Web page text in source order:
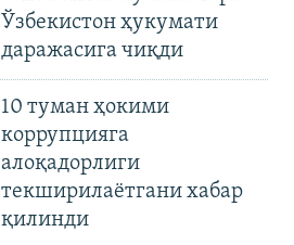
Ўзбекистон ҳукумати
даражасига чиқди
10 туман ҳокими
коррупцияга
алоқадорлиги
текширилаётгани хабар
қилинди